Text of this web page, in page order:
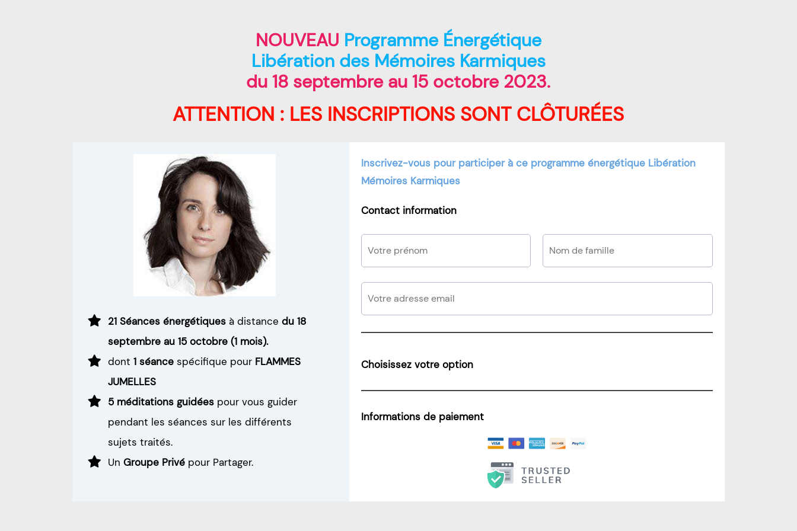
NOUVEAU Programme Énergétique
Libération des Mémoires Karmiques
du 18 septembre au 15 octobre 2023.
ATTENTION : LES INSCRIPTIONS SONT CLÔTURÉES
21 Séances énergétiques à distance du 18
septembre au 15 octobre (1 mois).
dont 1 séance spécifique pour FLAMMES
JUMELLES
5 méditations guidées pour vous guider
pendant les séances sur les différents
sujets traités.
Un Groupe Privé pour Partager.
Inscrivez-vous pour participer à ce programme énergétique Libération
Mémoires Karmiques
Contact information
Choisissez votre option
Informations de paiement